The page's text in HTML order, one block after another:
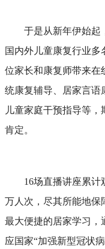
于是从新年伊始起
国内外儿童康复行业
位家长和康复师带来在
统康复辅导、居家言语
儿童家庭干预指导等，
肯定。
16场直播讲座累计
万人次，尽其所能地保
最大便捷的居家学习，
应国家“加强新型冠状